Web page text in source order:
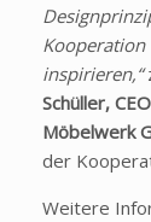
inspirieren,“
Schüller,
Möbelwerk
der
Weitere